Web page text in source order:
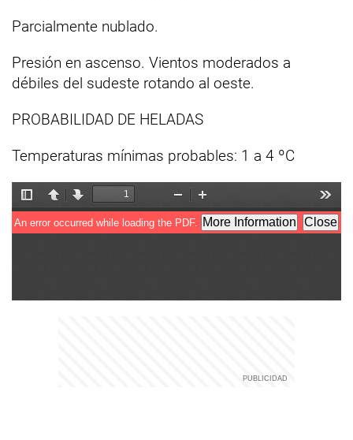
Parcialmente nublado.
Presión en ascenso. Vientos moderados a
débiles del sudeste rotando al oeste.
PROBABILIDAD DE HELADAS
Temperaturas mínimas probables: 1 a 4 ºC